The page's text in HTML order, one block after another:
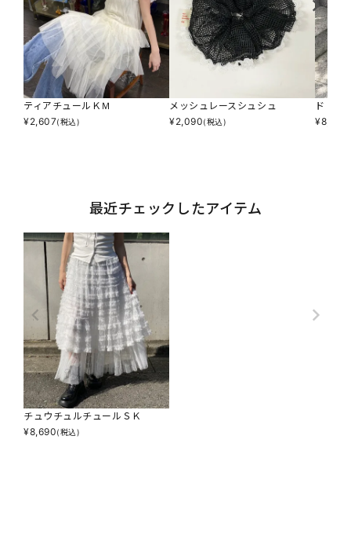
ティアチュールＫＭ
¥2,607(税込)
メッシュレースシュシュ
¥2,090(税込)
ドドッ
¥8,690
最近チェックしたアイテム
チュウチュルチュールＳＫ
¥8,690(税込)